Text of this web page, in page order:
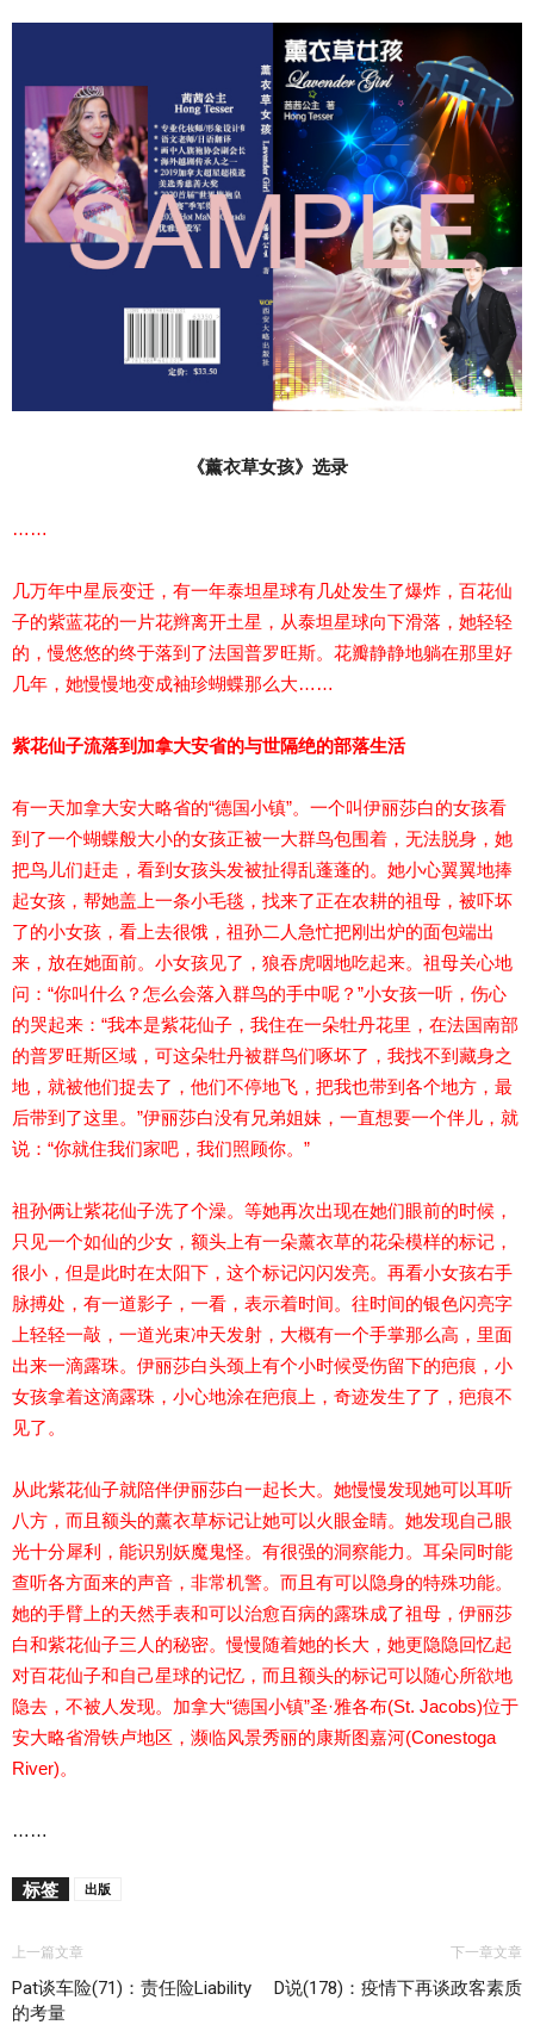
《薰衣草女孩》选录
……
几万年中星辰变迁，有一年泰坦星球有几处发生了爆炸，百花仙
子的紫蓝花的一片花辫离开土星，从泰坦星球向下滑落，她轻轻
的，慢悠悠的终于落到了法国普罗旺斯。花瓣静静地躺在那里好
几年，她慢慢地变成袖珍蝴蝶那么大……
紫花仙子流落到加拿大安省的与世隔绝的部落生活
有一天加拿大安大略省的“德国小镇”。一个叫伊丽莎白的女孩看
到了一个蝴蝶般大小的女孩正被一大群鸟包围着，无法脱身，她
把鸟儿们赶走，看到女孩头发被扯得乱蓬蓬的。她小心翼翼地捧
起女孩，帮她盖上一条小毛毯，找来了正在农耕的祖母，被吓坏
了的小女孩，看上去很饿，祖孙二人急忙把刚出炉的面包端出
来，放在她面前。小女孩见了，狼吞虎咽地吃起来。祖母关心地
问：“你叫什么？怎么会落入群鸟的手中呢？”小女孩一听，伤心
的哭起来：“我本是紫花仙子，我住在一朵牡丹花里，在法国南部
的普罗旺斯区域，可这朵牡丹被群鸟们啄坏了，我找不到藏身之
地，就被他们捉去了，他们不停地飞，把我也带到各个地方，最
后带到了这里。”伊丽莎白没有兄弟姐妹，一直想要一个伴儿，就
说：“你就住我们家吧，我们照顾你。”
祖孙俩让紫花仙子洗了个澡。等她再次出现在她们眼前的时候，
只见一个如仙的少女，额头上有一朵薰衣草的花朵模样的标记，
很小，但是此时在太阳下，这个标记闪闪发亮。再看小女孩右手
脉搏处，有一道影子，一看，表示着时间。往时间的银色闪亮字
上轻轻一敲，一道光束冲天发射，大概有一个手掌那么高，里面
出来一滴露珠。伊丽莎白头颈上有个小时候受伤留下的疤痕，小
女孩拿着这滴露珠，小心地涂在疤痕上，奇迹发生了了，疤痕不
见了。
从此紫花仙子就陪伴伊丽莎白一起长大。她慢慢发现她可以耳听
八方，而且额头的薰衣草标记让她可以火眼金睛。她发现自己眼
光十分犀利，能识别妖魔鬼怪。有很强的洞察能力。耳朵同时能
查听各方面来的声音，非常机警。而且有可以隐身的特殊功能。
她的手臂上的天然手表和可以治愈百病的露珠成了祖母，伊丽莎
白和紫花仙子三人的秘密。慢慢随着她的长大，她更隐隐回忆起
对百花仙子和自己星球的记忆，而且额头的标记可以随心所欲地
隐去，不被人发现。加拿大“德国小镇”圣·雅各布(St. Jacobs)位于
安大略省滑铁卢地区，濒临风景秀丽的康斯图嘉河(Conestoga
River)。
……
标签 出版
上一篇文章
Pat谈车险(71)：责任险Liability
的考量
下一章文章
D说(178)：疫情下再谈政客素质